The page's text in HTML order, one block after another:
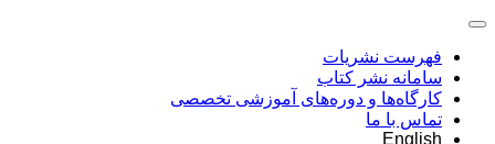
فهرست نشریات
سامانه نشر کتاب
کارگاه‌ها و دوره‌های آموزشی تخصصی
تماس با ما
English